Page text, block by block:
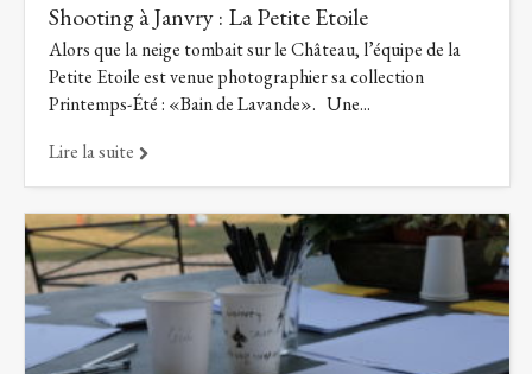
Shooting à Janvry : La Petite Etoile
Alors que la neige tombait sur le Château, l’équipe de la
Petite Etoile est venue photographier sa collection
Printemps-Été : «Bain de Lavande». Une...
Lire la suite